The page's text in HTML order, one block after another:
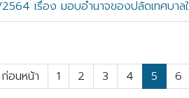
เรื่อง มอบอำนาจของปลัดเทศบาล
ก่อนหน้า 1 2 3 4 5 6